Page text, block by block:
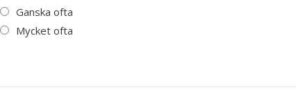
Ganska ofta
Mycket ofta